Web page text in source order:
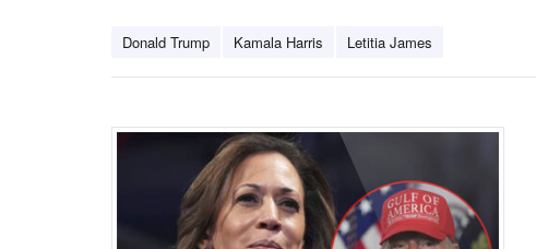
Donald Trump Kamala Harris Letitia James